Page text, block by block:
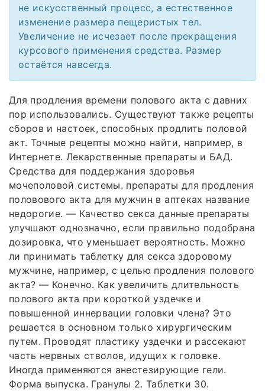
не искусственный процесс, а естественное
изменение размера пещеристых тел.
Увеличение не исчезает после прекращения
курсового применения средства. Размер
остаётся навсегда.
Для продления времени полового акта с давних
пор использовались. Существуют также рецепты
сборов и настоек, способных продлить половой
акт. Точные рецепты можно найти, например, в
Интернете. Лекарственные препараты и БАД.
Средства для поддержания здоровья
мочеполовой системы. препараты для продления
половового акта для мужчин в аптеках название
недорогие. — Качество секса данные препараты
улучшают однозначно, если правильно подобрана
дозировка, что уменьшает вероятность. Можно
ли принимать таблетку для секса здоровому
мужчине, например, с целью продления полового
акта? — Конечно. Как увеличить длительность
полового акта при короткой уздечке и
повышенной иннервации головки члена? Это
решается в основном только хирургическим
путем. Проводят пластику уздечки и рассекают
часть нервных стволов, идущих к головке.
Иногда применяются анестезирующие гели.
Форма выпуска. Гранулы 2. Таблетки 30.